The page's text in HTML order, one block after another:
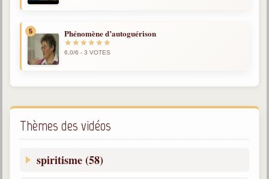
5 Phénomène d’autoguérison
6,0/6 - 3 VOTES
Thèmes des vidéos
spiritisme (58)